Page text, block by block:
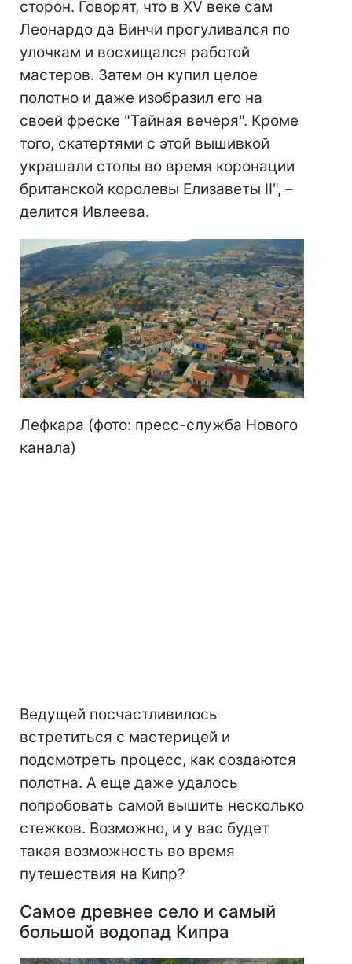
сторон. Говорят, что в XV веке сам
Леонардо да Винчи прогуливался по
улочкам и восхищался работой
мастеров. Затем он купил целое
полотно и даже изобразил его на
своей фреске "Тайная вечеря". Кроме
того, скатертями с этой вышивкой
украшали столы во время коронации
британской королевы Елизаветы II", –
делится Ивлеева.
Лефкара (фото: пресс-служба Нового
канала)
Ведущей посчастливилось
встретиться с мастерицей и
подсмотреть процесс, как создаются
полотна. А еще даже удалось
попробовать самой вышить несколько
стежков. Возможно, и у вас будет
такая возможность во время
путешествия на Кипр?
Самое древнее село и самый
большой водопад Кипра